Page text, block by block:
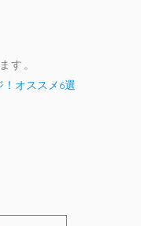
す。
オススメ6選